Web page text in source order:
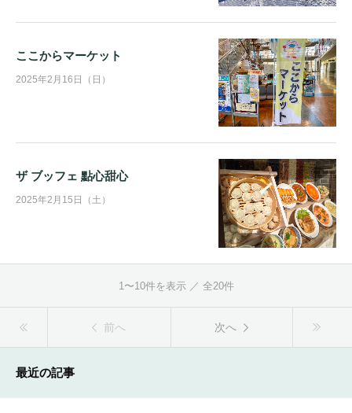
ここからマーケット
2025年2月16日（日）
ザ ブッフェ 點心甜心
2025年2月15日（土）
1〜10件を表示 ／ 全20件
前へ 次へ
最近の記事